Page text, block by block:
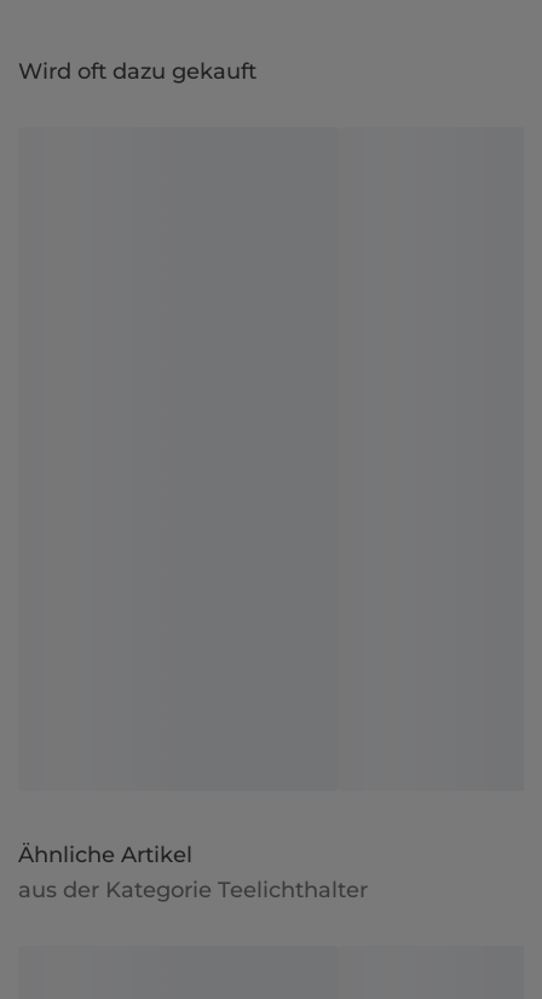
Wird oft dazu gekauft
Ähnliche Artikel
aus der Kategorie Teelichthalter